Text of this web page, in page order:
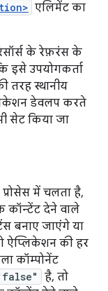
एलिमेंट का
के रेफ़रंस के
इसे उपयोगकर्ता
तरह स्थानीय
डेवलप करते
सेट किया जा
में चलता है,
कॉन्टेंट देने वाले
बनाए जाएंगे या
ऐप्लिकेशन की हर
कॉम्पोनेंट
है, तो